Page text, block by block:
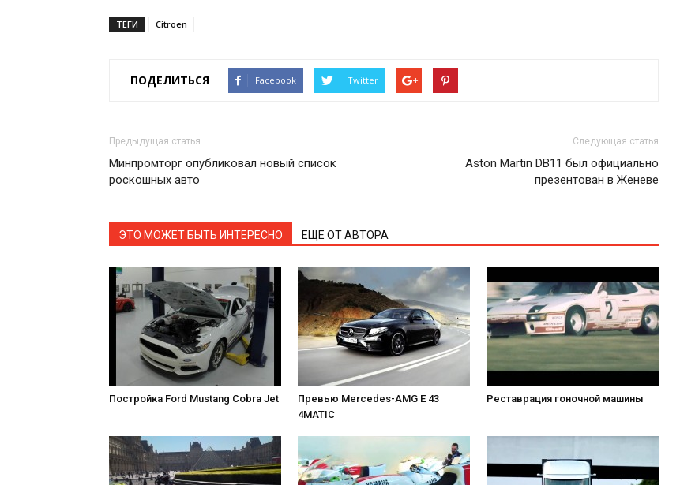
ТЕГИ Citroen
ПОДЕЛИТЬСЯ Facebook Twitter
Предыдущая статья
Минпромторг опубликовал новый список
роскошных авто
Следующая статья
Aston Martin DB11 был официально
презентован в Женеве
ЭТО МОЖЕТ БЫТЬ ИНТЕРЕСНО ЕЩЕ ОТ АВТОРА
Постройка Ford Mustang Cobra Jet
Превью Mercedes-AMG E 43
4MATIC
Реставрация гоночной машины